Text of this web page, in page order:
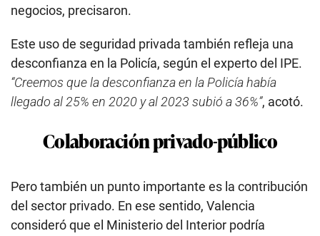
negocios, precisaron.
Este uso de seguridad privada también refleja una
desconfianza en la Policía, según el experto del IPE.
“Creemos que la desconfianza en la Policía había
llegado al 25% en 2020 y al 2023 subió a 36%”, acotó.
Colaboración privado-público
Pero también un punto importante es la contribución
del sector privado. En ese sentido, Valencia
consideró que el Ministerio del Interior podría